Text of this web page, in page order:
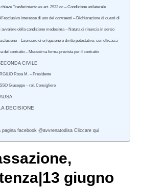
chiave Trasferimento ex art. 2932 cc – Condizione unilaterale
interesse di uno dei contraenti – Dichiarazione di questi di
avvalere della condizione medesima – Natura di rinuncia in senso
– Esercizio di un’opzione o diritto potestativo, con efficacia
del contratto – Medesima forma prevista per il contratto
CIVILE
Rosa M. – Presidente
Giuseppe – rel. Consigliere
DECISIONE
pagina facebook @avvrenatodisa Cliccare qui
giugno